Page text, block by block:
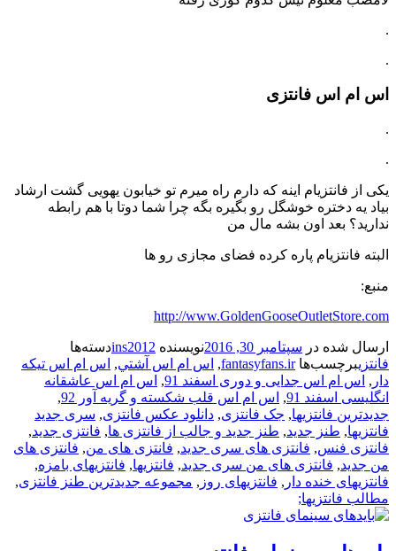
.
.
اس ام اس فانتزی
.
.
یکی از فانتزیام اینه که دارم راه میرم تو خیابون یهویی گشت ارشاد
بیاد یه دختره خوشگل رو بگیره بگه چرا شما دوتا با هم رابطه
ندارید؟ بعد اون بشه مال من
البته فانتزیام پاره کرده فضای مجازی رو ها
منبع:
http://www.GoldenGooseOutletStore.com
ارسال شده در سپتامبر 30, 2016 نویسنده ins2012دسته‌ها
فانتزیبرچسب‌هاfantasyfans.ir
, اس ام اس آشتي, اس ام اس تیکه
دار , اس ام اس جدایی و دوری اسفند 91 , اس ام اس عاشقانه
انگلیسی اسفند 91
, اس ام اس قلب شکسته و گریه آور 92
,
جدیدترین فانتزیها, جک فانتزی, دانلود عکس فانتزی, سری جدید
فانتزیها, طنز جدید, طنز جدید و جالب از فانتزی ها, فانتزی جدید,
فانتزی فنس, فانتزی های سری جدید, فانتزی های من, فانتزی های
من جدید, فانتزی های من سری جدید, فانتزیها, فانتزیهای بامزه,
فانتزیهای خنده دار , فانتزیهای روز , مجموعه جدیدترین طنز فانتزی,
مطالب فانتزیها;